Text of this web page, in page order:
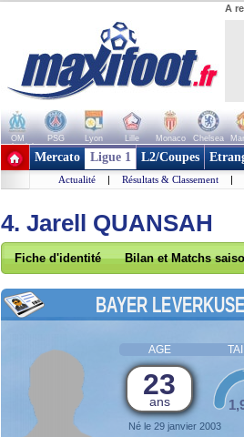
A
OM PSG Lyon Lille Monaco Chelsea
+ de clubs
Mercato Ligue 1 L2/Coupes
Actualité | Résultats & Classement |
4. Jarell QUANSAH
Fiche d'identité Bilan et Matchs
BAYER
AGE
23
ans
Né le 29 janvier 2003